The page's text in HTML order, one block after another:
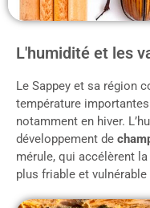
L'humidité et les
Le Sappey et sa région
température importantes
notamment en hiver.
développement de
mérule, qui accélèrent
plus friable et